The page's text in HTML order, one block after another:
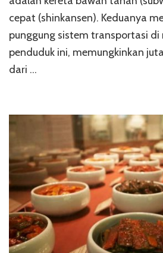
cepat (shinkansen). Keduanya
punggung sistem transportasi
penduduk ini, memungkinkan
dari …